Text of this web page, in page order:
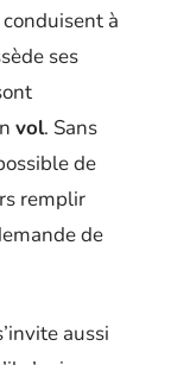
à
ses
vol. Sans
de
remplir
de
aussi